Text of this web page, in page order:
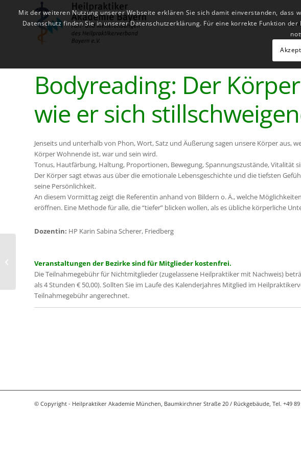
Bodyreading: Der
wie er sich
Jenseits und unterhalb von Phon, Wort, Satz und Äußerung sagen unsere Körper aus,
Körper Wohnende ist, war und sein wird.
Tonus, Hautfärbung, Haltung, Proportionen, Bewegung, Spannungszustände, Vitalität
Der Körper sagt etwas aus über die emotionale Lebensgeschichte und die tiefsten
seine Persönlichkeit.
An diesem Vormittag zeigt die Referentin anhand von Bildern o. Ä., welche
eröffnen. Eine Methode für alle, die “tiefer” blicken wollen, als es übliche körperliche
Dozentin: HP Karin Sabina Scherer, Friedberg
Veranstaltungen der Bezirke sind für Mitglieder kostenfrei.
Die Teilnahmegebühr für Nichtmitglieder (zugelassene Heilpraktiker mit Nachweis)
als 4 Stunden € 50,00). Sollten Sie im Laufe des Kalenderjahres Mitglied im
Teilnahmegebühr angerechnet.
© Copyright - Heilpraktiker Akademie München, Baumkirchner Straße 20 / Rückgebäude, Tel. +49 89
Informationsmedizin mit Hilfe von
Symbolen
Mit der weiteren Nutzung unserer Webseite erklären Sie sich damit einverstanden,
Datenschutz finden Sie in unserer Datenschutzerklärung. Für eine korrekte Funktion